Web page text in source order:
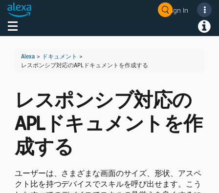
Sign In
Toggle navigation
Alexa > ドキュメント >
レスポンシブ対応のAPLドキュメントを作成する
レスポンシブ対応の
APLドキュメントを作
成する
ユーザーは、さまざまな画面のサイズ、形状、アスペ
クト比を持つデバイスでスキルを呼び出せます。こう
Welcome! Ask the DevAssistant